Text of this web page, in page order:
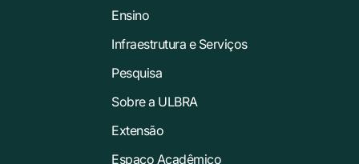
Ensino
Infraestrutura e Serviços
Pesquisa
Sobre a ULBRA
Extensão
Espaço Acadêmico